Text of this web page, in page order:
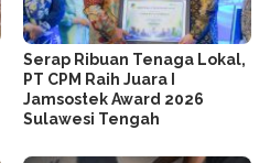
Serap Ribuan Tenaga Lokal,
PT CPM Raih Juara I
Jamsostek Award 2026
Sulawesi Tengah